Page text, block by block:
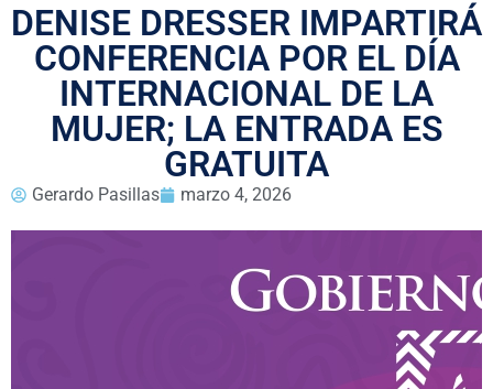
DENISE DRESSER IMPARTIRÁ
CONFERENCIA POR EL DÍA
INTERNACIONAL DE LA
MUJER; LA ENTRADA ES
GRATUITA
Gerardo Pasillas marzo 4, 2026